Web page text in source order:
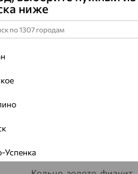
64%
ниже
Успенка